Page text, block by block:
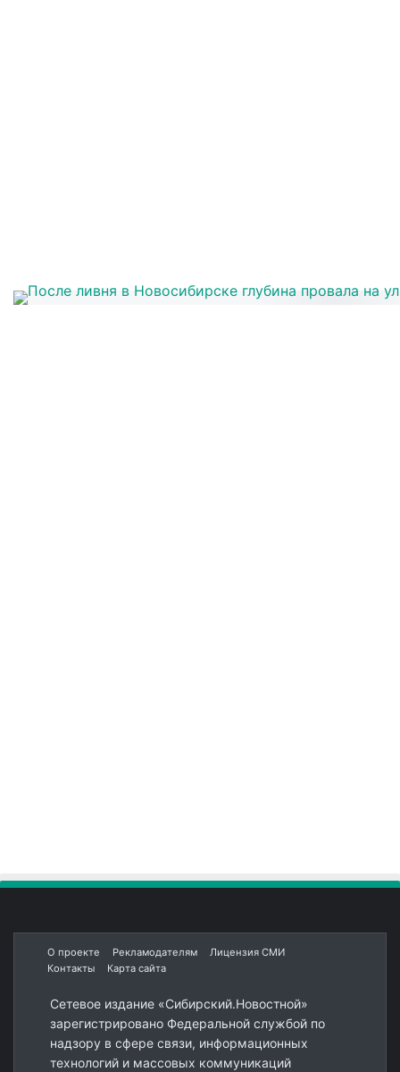
О проекте Рекламодателям
Лицензия СМИ
Контакты
Карта сайта
Сетевое издание «Сибирский.Новостной»
зарегистрировано Федеральной службой по
надзору в сфере связи, информационных
технологий и массовых коммуникаций